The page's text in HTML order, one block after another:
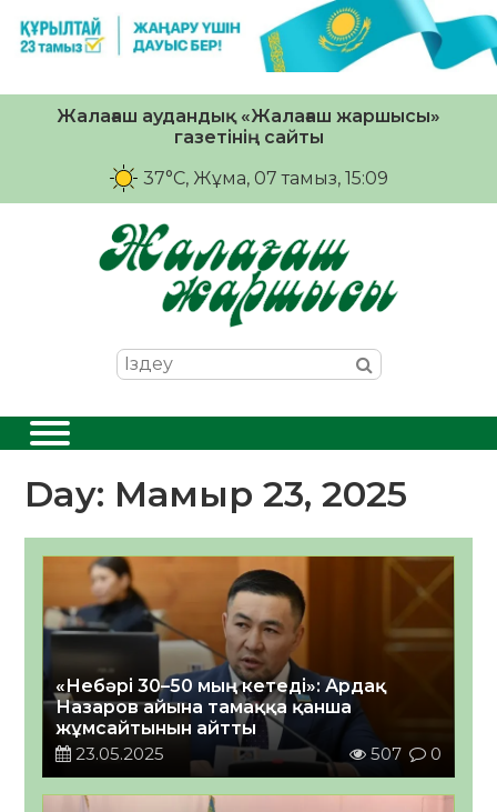
Жалағаш аудандық «Жалағаш жаршысы»
газетінің сайты
37°C, Жұма, 07 тамыз, 15:09
Day: Мамыр 23, 2025
«Небәрі 30–50 мың кетеді»: Ардақ
Назаров айына тамаққа қанша
жұмсайтынын айтты
23.05.2025
507 0